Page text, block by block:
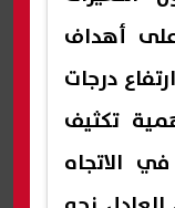
أهداف
درجات
تكثيف
الاتجاه